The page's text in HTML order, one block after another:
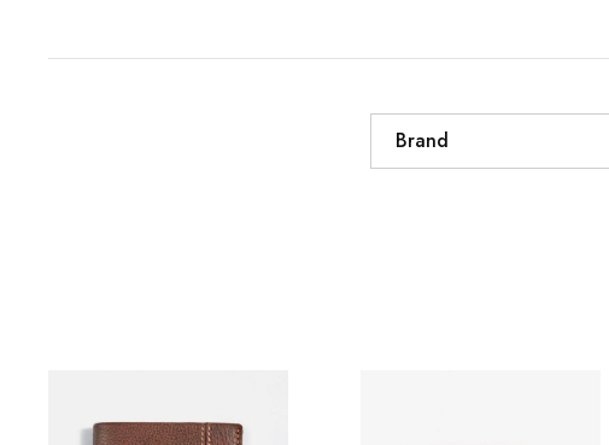
Brand